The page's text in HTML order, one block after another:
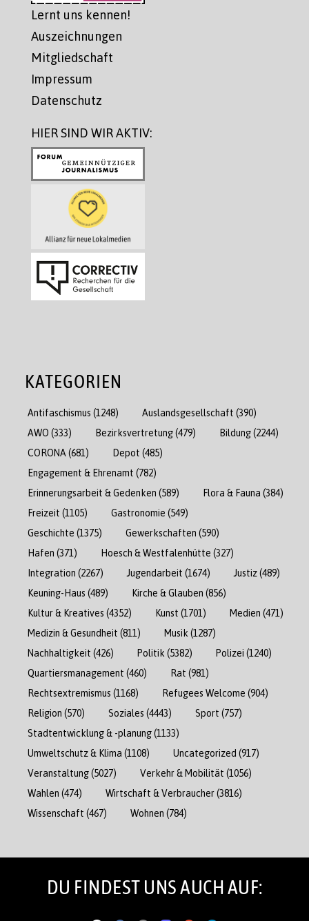
Lernt uns kennen!
Auszeichnungen
Mitgliedschaft
Impressum
Datenschutz
HIER SIND WIR AKTIV:
KATEGORIEN
Antifaschismus (1248) Auslandsgesellschaft (390)
AWO (333) Bezirksvertretung(479) Bildung(2244)
CORONA (681) Depot (485)
Engagement & Ehrenamt (782)
Erinnerungsarbeit & Gedenken (589) Flora & Fauna (384)
Freizeit (1105) Gastronomie (549)
Geschichte (1375) Gewerkschaften (590)
Hafen (371) Hoesch & Westfalenhütte (327)
Integration (2267) Jugendarbeit (1674) Justiz(489)
Keuning-Haus (489) Kirche & Glauben (856)
Kultur & Kreatives (4352) Kunst (1701) Medien (471)
Medizin & Gesundheit (811) Musik (1287)
Nachhaltigkeit (426) Politik (5382) Polizei (1240)
Quartiersmanagement (460) Rat (981)
Rechtsextremismus (1168) Refugees Welcome (904)
Religion (570) Soziales (4443) Sport (757)
Stadtentwicklung & -planung(1133)
Umweltschutz & Klima (1108) Uncategorized (917)
Veranstaltung(5027) Verkehr & Mobilität (1056)
Wahlen (474) Wirtschaft & Verbraucher(3816)
Wissenschaft (467) Wohnen (784)
DU FINDEST UNS AUCH AUF: